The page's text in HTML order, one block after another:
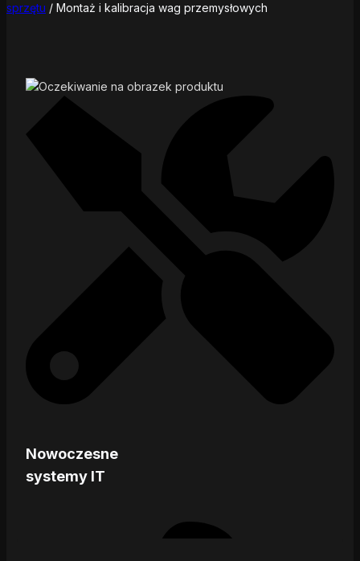
sprzętu / Montaż i kalibracja wag przemysłowych
Nowoczesne
systemy IT